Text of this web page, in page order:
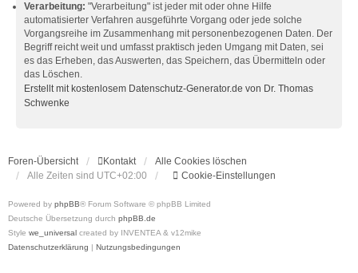
Verarbeitung: "Verarbeitung" ist jeder mit oder ohne Hilfe
automatisierter Verfahren ausgeführte Vorgang oder jede solche
Vorgangsreihe im Zusammenhang mit personenbezogenen Daten. Der
Begriff reicht weit und umfasst praktisch jeden Umgang mit Daten, sei
es das Erheben, das Auswerten, das Speichern, das Übermitteln oder
das Löschen.
Erstellt mit kostenlosem Datenschutz-Generator.de von Dr. Thomas
Schwenke
Foren-Übersicht Kontakt
Alle Cookies löschen
Alle Zeiten sind UTC+02:00 Cookie-Einstellungen
Powered by phpBB® Forum Software © phpBB Limited
Deutsche Übersetzung durch phpBB.de
Style we_universal created by INVENTEA & v12mike
Datenschutzerklärung | Nutzungsbedingungen